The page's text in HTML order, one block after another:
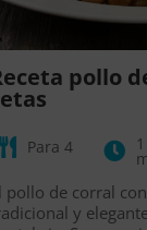
pollo
Para 4
pollo de corral
y